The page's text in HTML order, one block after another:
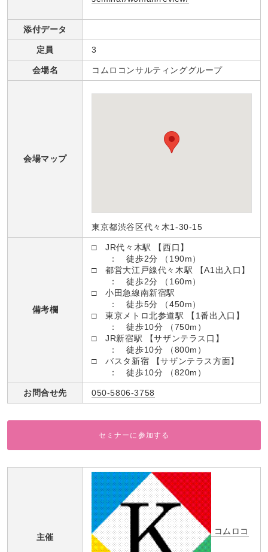
添付データ
定員 3
会場名 コムロコンサルティンググループ
会場マップ
東京都渋谷区代々木1-30-15
備考欄
□ JR代々木駅 【西口】
： 徒歩2分 （190m）
□ 都営大江戸線代々木駅 【A1出入口】
： 徒歩2分 （160m）
□ 小田急線南新宿駅
： 徒歩5分 （450m）
□ 東京メトロ北参道駅 【1番出入口】
： 徒歩10分 （750m）
□ JR新宿駅 【サザンテラス口】
： 徒歩10分 （800m）
□ バスタ新宿 【サザンテラス方面】
： 徒歩10分 （820m）
お問合せ先 050-5806-3758
セミナーに参加する
主催
コムロコ